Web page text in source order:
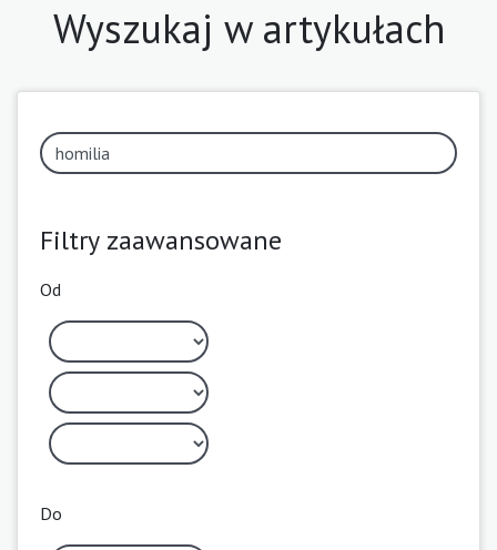
Wyszukaj w artykułach
Filtry zaawansowane
Od
Do